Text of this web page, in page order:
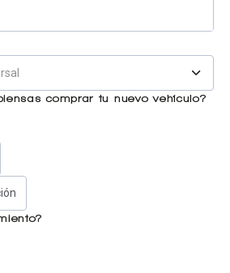
comprar tu nuevo vehículo?